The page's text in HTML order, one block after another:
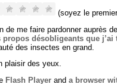
(soyez le
de me faire pardonner auprès
propos désobligeants que j’ai
des insectes en grand.
plaisir des yeux.
Flash Playerand a browser